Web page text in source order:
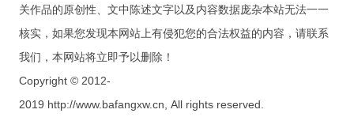
关作品的原创性、文中陈述文字以及内容数据庞杂本站无法一一
核实，如果您发现本网站上有侵犯您的合法权益的内容，请联系
我们，本网站将立即予以删除！
Copyright © 2012-
2019 http://www.bafangxw.cn, All rights reserved.